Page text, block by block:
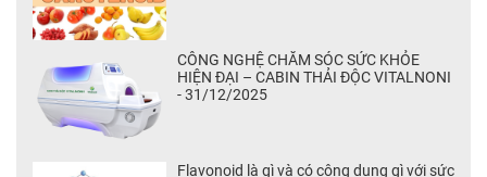
CÔNG NGHỆ CHĂM SÓC SỨC KHỎE
HIỆN ĐẠI – CABIN THẢI ĐỘC VITALNONI
- 31/12/2025
Flavonoid là gì và có công dụng gì với sức